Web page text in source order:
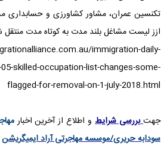
تکنسین عمران، مشاور کشاورزی و حسابداری
ازز لیست مشاغل بلند مدت به کوتاه مدت منتقل
immigration-daily-
skilled-occupation-list-changes-some-
flagged-for-removal-on-1-july-2018.html
جهت بررسی شرایط و اطلاع از آخرین اخبار
سودابه حریری/موسسه مهاجرتی آراد ایمیگریشن